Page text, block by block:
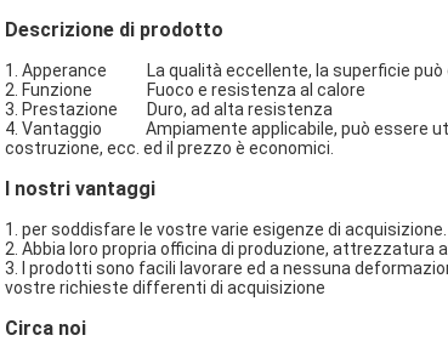
Descrizione di prodotto
1. Apperance La qualità eccellente, la superficie può
2. Funzione Fuoco e resistenza al calore
3. Prestazione Duro, ad alta resistenza
4. Vantaggio Ampiamente applicabile, può essere
costruzione, ecc. ed il prezzo è economici.
I nostri vantaggi
1. per soddisfare le vostre varie esigenze di acquisizione.
2. Abbia loro propria officina di produzione, attrezzatura
3. I prodotti sono facili lavorare ed a nessuna
vostre richieste differenti di acquisizione
Circa noi